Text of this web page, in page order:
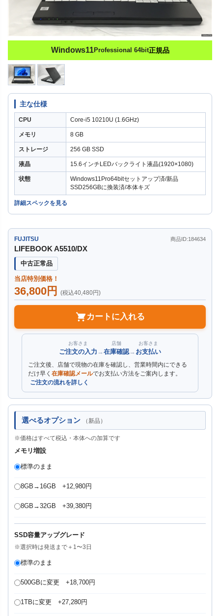
Windows11Professional 64bit正規品
主な仕様
CPU Core-i5 10210U (1.6GHz)
メモリ 8 GB
ストレージ 256 GB SSD
液晶 15.6インチLEDバックライト液晶(1920×1080)
状態
Windows11Pro64bitセットアップ済/新品
SSD256GBに換装済/本体キズ
詳細スペックを見る
FUJITSU 商品ID:184634
LIFEBOOK A5510/DX
中古正常品
当店特別価格！
36,800円 (税込40,480円)
カートに入れる
お客さま
ご注文の入力 →
店舗
在庫確認→
お客さま
お支払い
ご注文後、店舗で現物の在庫を確認し、営業時間内にできる
だけ早く 在庫確認メールでお支払い方法をご案内します。
ご注文の流れを詳しく
選べるオプション （新品）
※価格はすべて税込・本体への加算です
メモリ増設
標準のまま
8GB→16GB +12,980円
8GB→32GB +39,380円
SSD容量アップグレード
※選択時は発送まで＋1〜3日
標準のまま
500GBに変更 +18,700円
1TBに変更 +27,280円